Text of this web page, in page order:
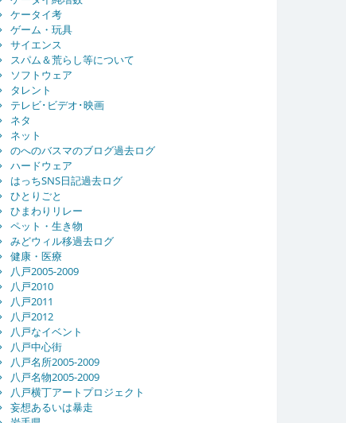
ケータイ考
ゲーム・玩具
サイエンス
スパム＆荒らし等について
ソフトウェア
タレント
テレビ･ビデオ･映画
ネタ
ネット
のへのバスマのブログ過去ログ
ハードウェア
はっちSNS日記過去ログ
ひとりごと
ひまわりリレー
ペット・生き物
みどウィル移過去ログ
健康・医療
八戸2005-2009
八戸2010
八戸2011
八戸2012
八戸なイベント
八戸中心街
八戸名所2005-2009
八戸名物2005-2009
八戸横丁アートプロジェクト
妄想あるいは暴走